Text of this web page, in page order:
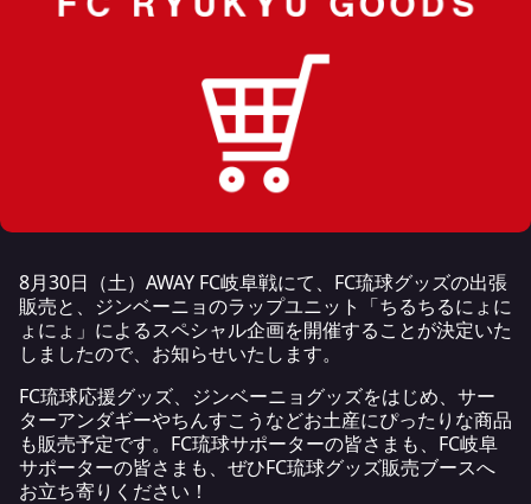
8月30日（土）AWAY FC岐阜戦にて、FC琉球グッズの出張
販売と、ジンベーニョのラップユニット「ちるちるにょに
ょにょ」によるスペシャル企画を開催することが決定いた
しましたので、お知らせいたします。
FC琉球応援グッズ、ジンベーニョグッズをはじめ、サー
ターアンダギーやちんすこうなどお土産にぴったりな商品
も販売予定です。FC琉球サポーターの皆さまも、FC岐阜
サポーターの皆さまも、ぜひFC琉球グッズ販売ブースへ
お立ち寄りください！